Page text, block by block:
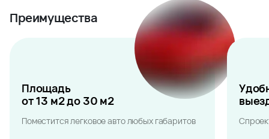
Преимущества
Площадь
от 13 м2 до 30 м2
Поместится легковое авто любых габаритов